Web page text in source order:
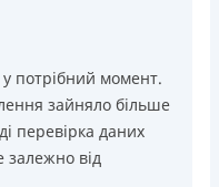
потрібний момент.
зайняло більше
перевірка даних
від